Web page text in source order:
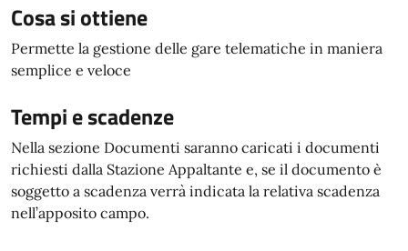
Cosa si ottiene
Permette la gestione delle gare telematiche in maniera
semplice e veloce
Tempi e scadenze
Nella sezione Documenti saranno caricati i documenti
richiesti dalla Stazione Appaltante e, se il documento è
soggetto a scadenza verrà indicata la relativa scadenza
nell’apposito campo.